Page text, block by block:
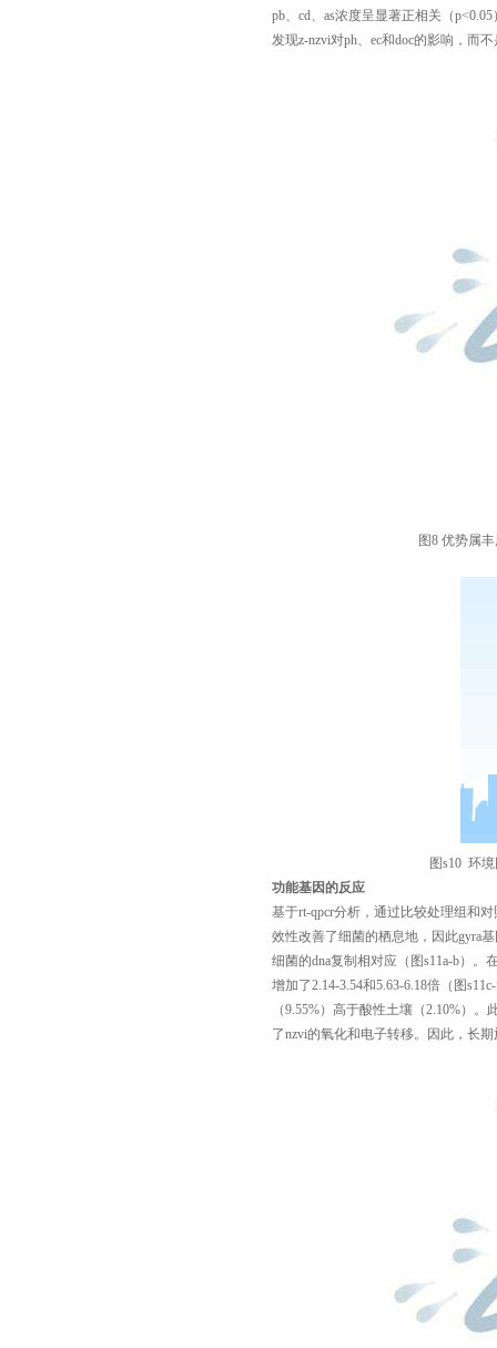
pb、cd、as浓度呈显著正相关（
发现z-nzvi对ph、ec和doc的影响，而
图8 优势属
图s10 环
功能基因的反应
基于rt-qpcr分析，通过比较处理组和
效性改善了细菌的栖息地，因此gyra
细菌的dna复制相对应（图s11a-b）
增加了2.14-3.54和5.63-6.18倍（图
（9.55%）高于酸性土壤（2.10%）
了nzvi的氧化和电子转移。因此，长